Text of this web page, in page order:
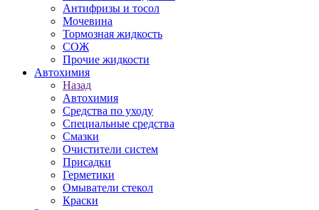
Антифризы и тосол
Мочевина
Тормозная жидкость
СОЖ
Прочие жидкости
Автохимия
Назад
Автохимия
Средства по уходу
Специальные средства
Смазки
Очистители систем
Присадки
Герметики
Омыватели стекол
Краски